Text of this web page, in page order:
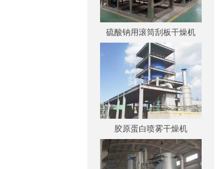
硫酸钠用滚筒刮板干燥机
胶原蛋白喷雾干燥机